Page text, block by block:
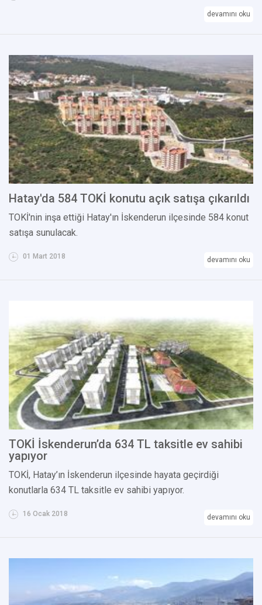
devamını oku
Hatay'da 584 TOKİ konutu açık satışa çıkarıldı
TOKİ'nin inşa ettiği Hatay'ın İskenderun ilçesinde 584 konut
satışa sunulacak.
01 Mart 2018 devamını oku
TOKİ İskenderun’da 634 TL taksitle ev sahibi
yapıyor
TOKİ, Hatay’ın İskenderun ilçesinde hayata geçirdiği
konutlarla 634 TL taksitle ev sahibi yapıyor.
16 Ocak 2018 devamını oku